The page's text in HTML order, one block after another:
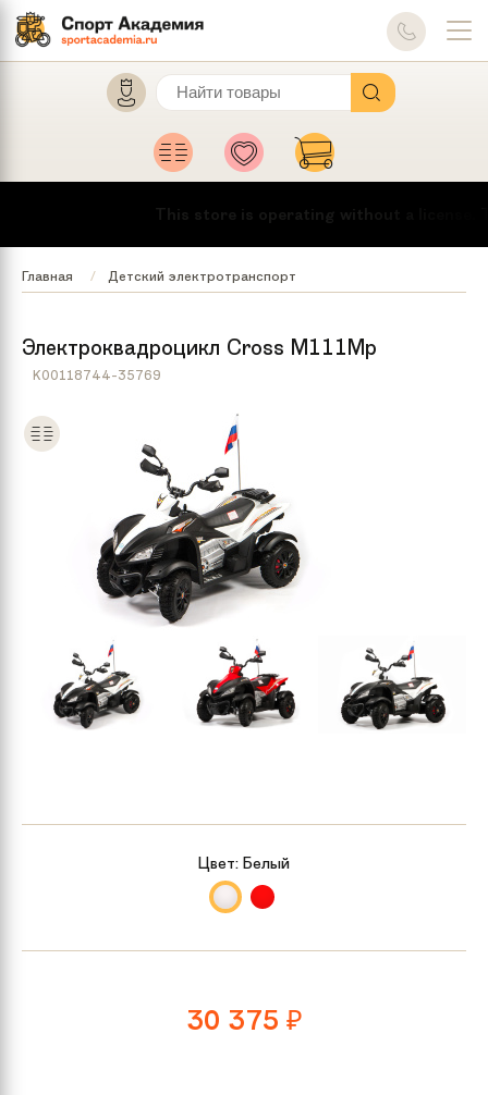
This store is operating without a license.
Главная Детский электротранспорт
Электроквадроцикл Cross М111Мp
K00118744-35769
30 375 ₽
Цвет: Белый